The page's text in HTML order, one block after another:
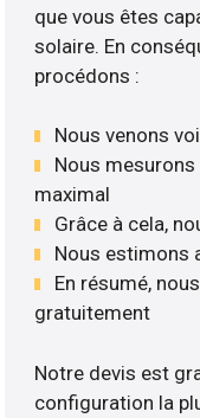
que vous êtes
solaire. En
procédons :
Nous venons
Nous
maximal
Grâce à cela,
Nous estimons
En résumé,
gratuitement
Notre devis est
configuration la